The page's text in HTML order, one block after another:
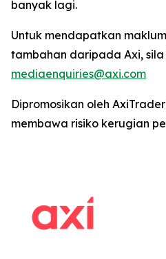
banyak lagi.
Untuk mendapatkan
tambahan daripada Axi, sila
mediaenquiries@axi.com
Dipromosikan oleh
membawa risiko kerugian